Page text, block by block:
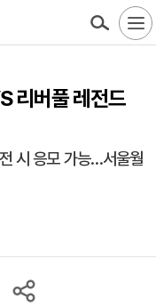
리버풀 레전드
시 응모 가능…서울월